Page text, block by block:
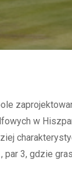
w
par 3, gdzie